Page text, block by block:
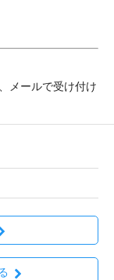
メールで受け付け